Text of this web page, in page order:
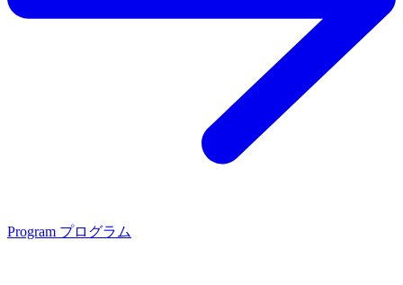
Program プログラム